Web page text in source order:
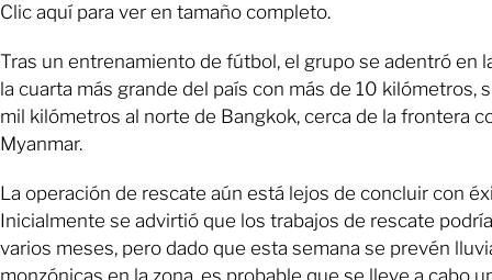
Clic aquí para ver en tamaño completo.
Tras un entrenamiento de fútbol, el grupo se adentró en
la cuarta más grande del país con más de 10 kilómetros,
mil kilómetros al norte de Bangkok, cerca de la frontera
Myanmar.
La operación de rescate aún está lejos de concluir con
Inicialmente se advirtió que los trabajos de rescate
varios meses, pero dado que esta semana se prevén
monzónicas en la zona, es probable que se lleve a cabo